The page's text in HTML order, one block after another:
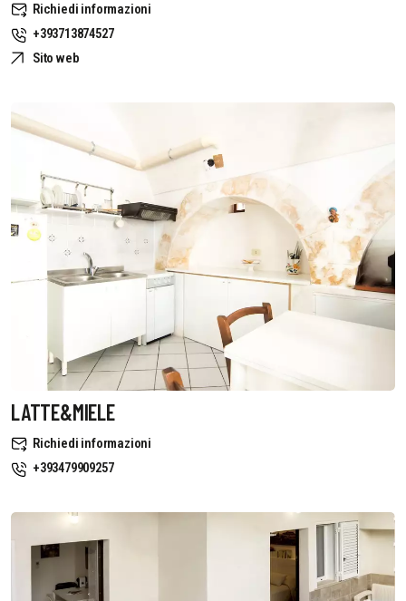
Richiedi informazioni
+393713874527
Sito web
LATTE&MIELE
Richiedi informazioni
+393479909257